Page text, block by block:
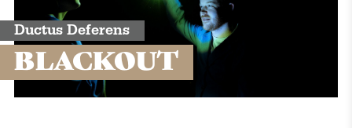
Ductus Deferens
BLACKOUT